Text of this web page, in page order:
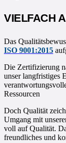
VIELFACH
Das
ISO 9001:2015
Die Zertifizierung
unser langfristiges
Ressourcen
Doch Qualität
Umgang mit
voll auf Qualität.
freundliches und